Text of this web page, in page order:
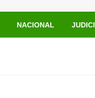
NACIONAL